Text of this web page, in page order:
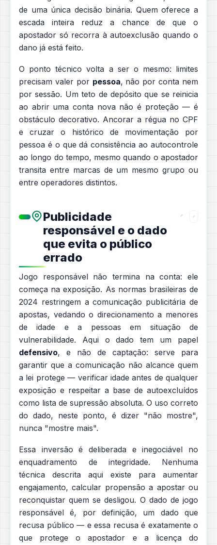
de uma única decisão binária. Quem oferece a
escada inteira reduz a chance de que o
apostador só recorra à autoexclusão quando o
dano já está feito.
O ponto técnico volta a ser o mesmo: limites
precisam valer por pessoa, não por conta nem
por sessão. Um teto de depósito que se reinicia
ao abrir uma conta nova não é proteção — é
obstáculo decorativo. Ancorar a régua no CPF
e cruzar o histórico de movimentação por
pessoa é o que dá consistência ao autocontrole
ao longo do tempo, mesmo quando o apostador
transita entre marcas de um mesmo grupo ou
entre operadores distintos.
Publicidade
responsável e o dado
que evita o público
errado
Jogo responsável não termina na conta: ele
começa na exposição. As normas brasileiras de
2024 restringem a comunicação publicitária de
apostas, vedando o direcionamento a menores
de idade e a pessoas em situação de
vulnerabilidade. Aqui o dado tem um papel
defensivo, e não de captação: serve para
garantir que a comunicação não alcance quem
a lei protege — verificar idade antes de qualquer
exposição e respeitar a base de autoexcluídos
como lista de supressão absoluta. O uso correto
do dado, neste ponto, é dizer "não mostre",
nunca "mostre mais".
Essa inversão é deliberada e inegociável no
enquadramento de integridade. Nenhuma
técnica descrita aqui existe para aumentar
engajamento, calcular propensão a apostar ou
reconquistar quem se desligou. O dado de jogo
responsável é, por definição, um dado que
recusa público — e essa recusa é exatamente o
que protege o apostador e a licença do